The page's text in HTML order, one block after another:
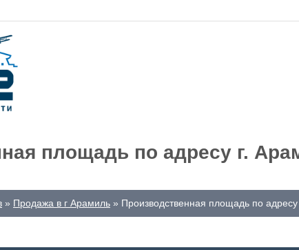
площадь по адресу г.
Продажа в г Арамиль Производственная площадь по